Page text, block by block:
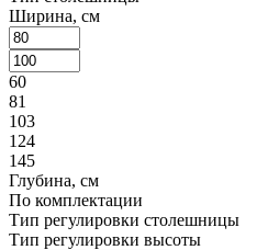
Ширина, см
60
81
103
124
145
Глубина, см
По комплектации
Тип регулировки столешницы
Тип регулировки высоты